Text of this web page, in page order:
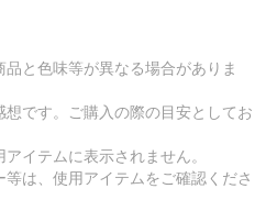
と色味等が異なる場合がありま
です。ご購入の際の目安としてお
イテムに表示されません。
は、使用アイテムをご確認くださ